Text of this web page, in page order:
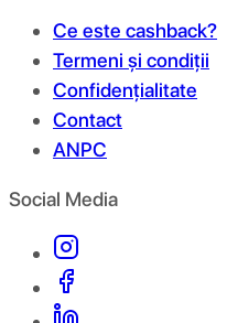
Ce este cashback?
Termeni și condiții
Confidențialitate
Contact
ANPC
Social Media